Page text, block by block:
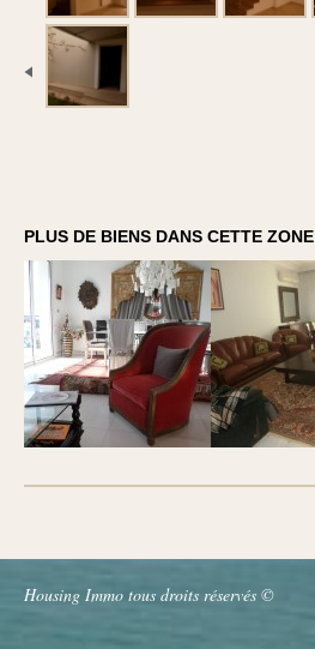
PLUS DE BIENS DANS CETTE ZONE
Housing Immo tous droits réservés ©